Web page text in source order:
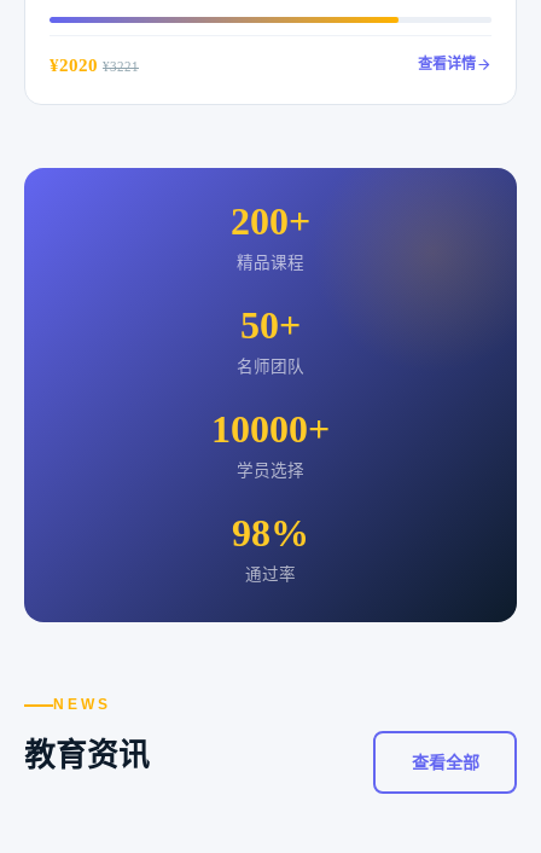
¥2020 ¥3221 查看详情
200+
精品课程
50+
名师团队
10000+
学员选择
98%
通过率
NEWS
教育资讯 查看全部